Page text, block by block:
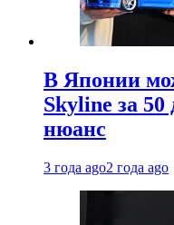
В Японии
Skyline за 50
нюанс
3 года ago2 года ago